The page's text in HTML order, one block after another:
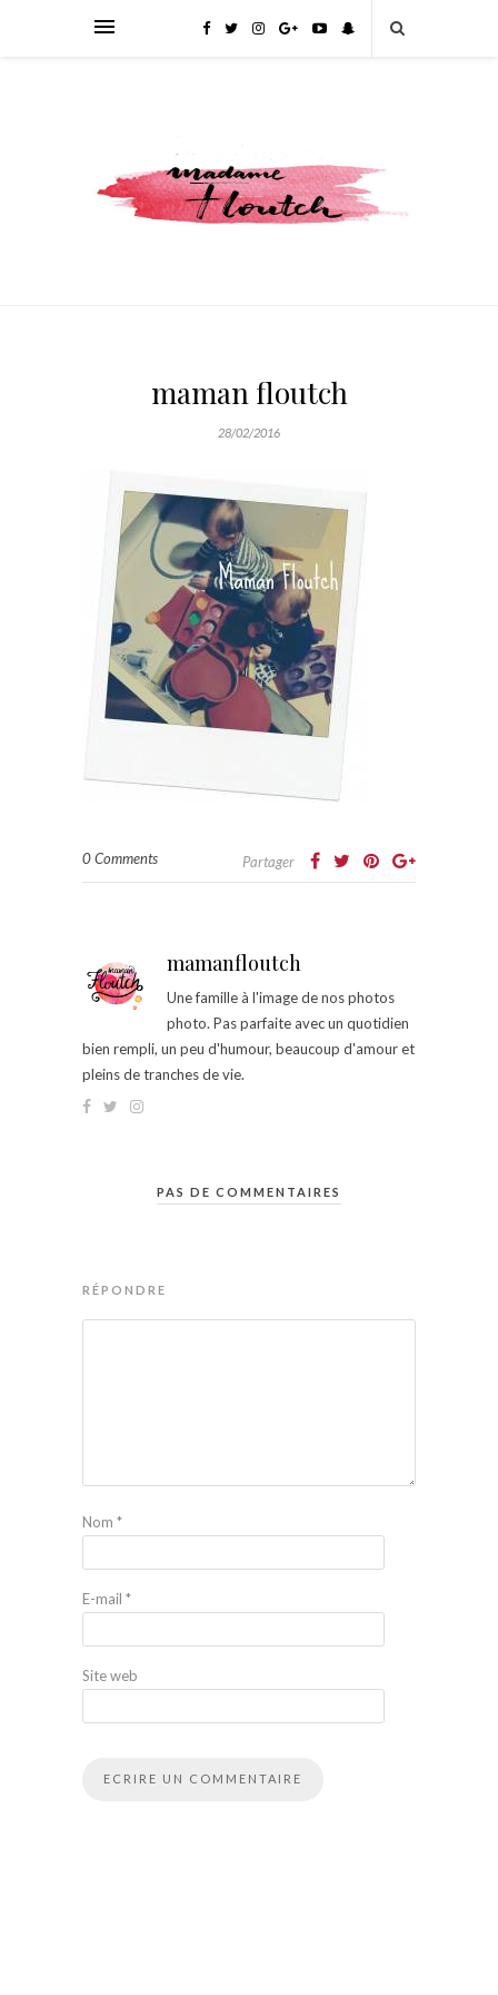
maman floutch
28/02/2016
0 Comments Partager
mamanfloutch
Une famille à l'image de nos photos
photo. Pas parfaite avec un quotidien
bien rempli, un peu d'humour, beaucoup d'amour et
pleins de tranches de vie.
PAS DE COMMENTAIRES
RÉPONDRE
Nom *
E-mail *
Site web